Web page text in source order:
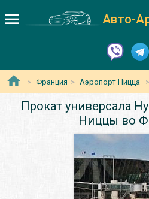
Авто-
Франция Аэропорт Ницца
Прокат универсала
Ниццы во